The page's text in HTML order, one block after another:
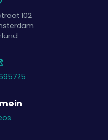
gegenseitig den Ball
und tippend wie
Moment fängt, eine
verteidigt
Anzahl von
102